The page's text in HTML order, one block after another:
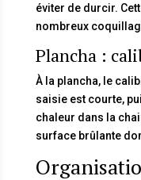
éviter de durcir.
nombreux
Plancha :
À la plancha, le
saisie est courte,
chaleur dans la
surface brûlante